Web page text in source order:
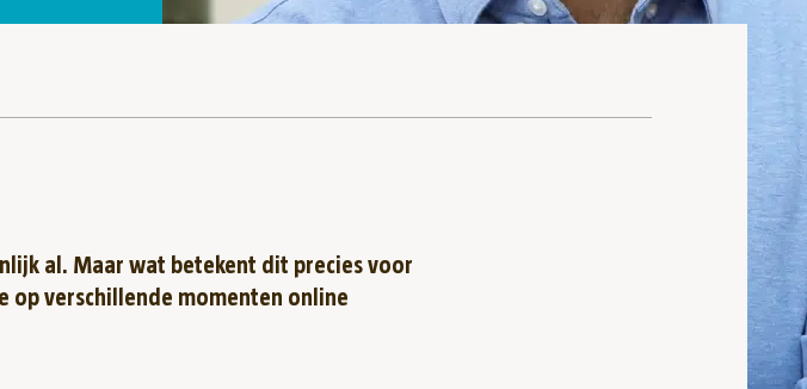
al. Maar wat betekent dit precies voor
op verschillende momenten online